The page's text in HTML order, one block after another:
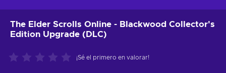
The Elder Scrolls Online - Blackwood Collector's
Edition Upgrade (DLC)
¡Sé el primero en valorar!